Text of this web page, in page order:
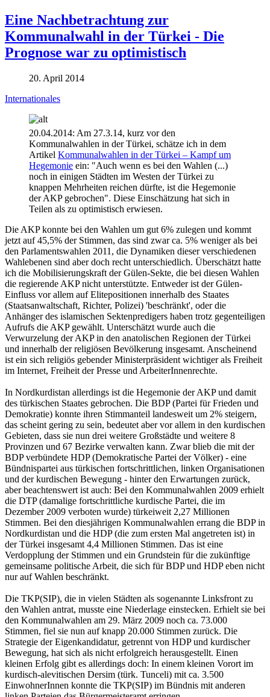
Eine Nachbetrachtung zur
Kommunalwahl in der Türkei - Die
Prognose war zu optimistisch
20. April 2014
Internationales
20.04.2014: Am 27.3.14, kurz vor den
Kommunalwahlen in der Türkei, schätze ich in dem
Artikel Kommunalwahlen in der Türkei – Kampf um
Hegemonie ein: "Auch wenn es bei den Wahlen (...)
noch in einigen Städten im Westen der Türkei zu
knappen Mehrheiten reichen dürfte, ist die Hegemonie
der AKP gebrochen". Diese Einschätzung hat sich in
Teilen als zu optimistisch erwiesen.
Die AKP konnte bei den Wahlen um gut 6% zulegen und kommt
jetzt auf 45,5% der Stimmen, das sind zwar ca. 5% weniger als bei
den Parlamentswahlen 2011, die Dynamiken dieser verschiedenen
Wahlebenen sind aber doch recht unterschiedlich. Überschätzt hatte
ich die Mobilisierungskraft der Gülen-Sekte, die bei diesen Wahlen
die regierende AKP nicht unterstützte. Entweder ist der Gülen-
Einfluss vor allem auf Elitepositionen innerhalb des Staates
(Staatsanwaltschaft, Richter, Polizei) 'beschränkt', oder die
Anhänger des islamischen Sektenpredigers haben trotz gegenteiligen
Aufrufs die AKP gewählt. Unterschätzt wurde auch die
Verwurzelung der AKP in den anatolischen Regionen der Türkei
und innerhalb der religiösen Bevölkerung insgesamt. Anscheinend
ist ein sich religiös gebender Ministerpräsident wichtiger als Freiheit
im Internet, Freiheit der Presse und ArbeiterInnenrechte.
In Nordkurdistan allerdings ist die Hegemonie der AKP und damit
des türkischen Staates gebrochen. Die BDP (Partei für Frieden und
Demokratie) konnte ihren Stimmanteil landesweit um 2% steigern,
das scheint gering zu sein, bedeutet aber vor allem in den kurdischen
Gebieten, dass sie nun drei weitere Großstädte und weitere 8
Provinzen und 67 Bezirke verwalten kann. Zwar blieb die mit der
BDP verbündete HDP (Demokratische Partei der Völker) - eine
Bündnispartei aus türkischen fortschrittlichen, linken Organisationen
und der kurdischen Bewegung - hinter den Erwartungen zurück,
aber beachtenswert ist auch: Bei den Kommunalwahlen 2009 erhielt
die DTP (damalige fortschrittliche kurdische Partei, die im
Dezember 2009 verboten wurde) türkeiweit 2,27 Millionen
Stimmen. Bei den diesjährigen Kommunalwahlen errang die BDP in
Nordkurdistan und die HDP (die zum ersten Mal angetreten ist) in
der Türkei insgesamt 4,4 Millionen Stimmen. Das ist eine
Verdopplung der Stimmen und ein Grundstein für die zukünftige
gemeinsame politische Arbeit, die sich für BDP und HDP eben nicht
nur auf Wahlen beschränkt.
Die TKP(SIP), die in vielen Städten als sogenannte Linksfront zu
den Wahlen antrat, musste eine Niederlage einstecken. Erhielt sie bei
den Kommunalwahlen am 29. März 2009 noch ca. 73.000
Stimmen, fiel sie nun auf knapp 20.000 Stimmen zurück. Die
Strategie der Eigenkandidatur, getrennt von HDP und kurdischer
Bewegung, hat sich als nicht erfolgreich herausgestellt. Einen
kleinen Erfolg gibt es allerdings doch: In einem kleinen Vorort im
kurdisch-alevitischen Dersim (türk. Tunceli) mit ca. 3.500
EinwohnerInnen konnte die TKP(SIP) im Bündnis mit anderen